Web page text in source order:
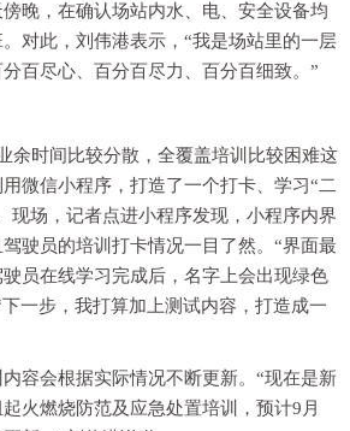
晚，在确认场站内水、电、安全设备均
对此，刘伟港表示，“我是场站里的一层
百尽心、百分百尽力、百分百细致。”
余时间比较分散，全覆盖培训比较困难这
微信小程序，打造了一个打卡、学习“二
现场，记者点进小程序发现，小程序内界
驶员的培训打卡情况一目了然。“界面最
员在线学习完成后，名字上会出现绿色
一步，我打算加上测试内容，打造成一
容会根据实际情况不断更新。“现在是新
火燃烧防范及应急处置培训，预计9月